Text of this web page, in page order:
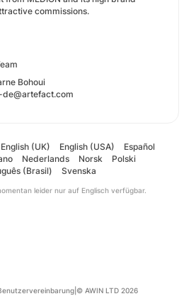
commissions.
Bohoui
English (UK) English (USA)
Español
Nederlands Norsk
Polski
(Brasil)
Svenska
leider nur auf Englisch verfügbar.
© AWIN LTD 2026